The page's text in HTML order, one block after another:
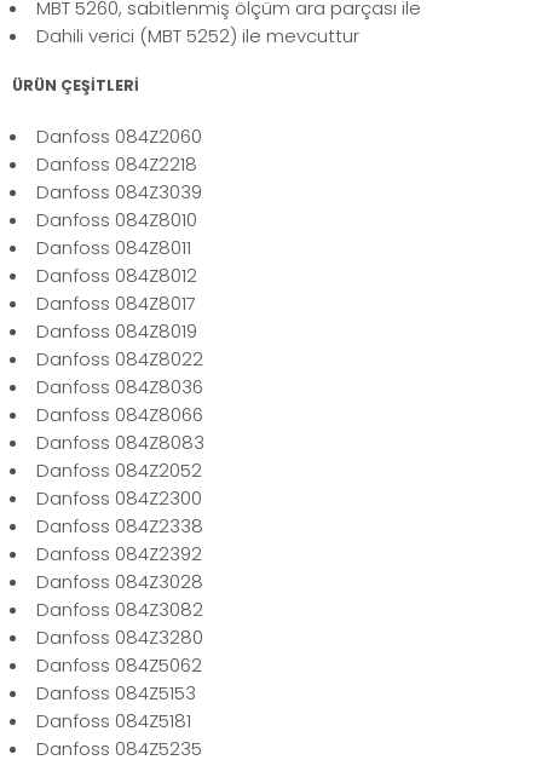
MBT 5260, sabitlenmiş ölçüm ara parçası ile
Dahili verici (MBT 5252) ile mevcuttur
ÜRÜN ÇEŞİTLERİ
Danfoss 084Z2060
Danfoss 084Z2218
Danfoss 084Z3039
Danfoss 084Z8010
Danfoss 084Z8011
Danfoss 084Z8012
Danfoss 084Z8017
Danfoss 084Z8019
Danfoss 084Z8022
Danfoss 084Z8036
Danfoss 084Z8066
Danfoss 084Z8083
Danfoss 084Z2052
Danfoss 084Z2300
Danfoss 084Z2338
Danfoss 084Z2392
Danfoss 084Z3028
Danfoss 084Z3082
Danfoss 084Z3280
Danfoss 084Z5062
Danfoss 084Z5153
Danfoss 084Z5181
Danfoss 084Z5235